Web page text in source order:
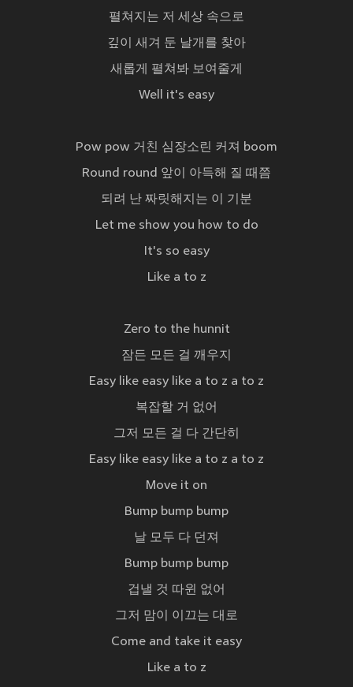
펼쳐지는 저 세상 속으로
깊이 새겨 둔 날개를 찾아
새롭게 펼쳐봐 보여줄게
Well it's easy
Pow pow 거친 심장소린 커져 boom
Round round 앞이 아득해 질 때쯤
되려 난 짜릿해지는 이 기분
Let me show you how to do
It's so easy
Like a to z
Zero to the hunnit
잠든 모든 걸 깨우지
Easy like easy like a to z a to z
복잡할 거 없어
그저 모든 걸 다 간단히
Easy like easy like a to z a to z
Move it on
Bump bump bump
날 모두 다 던져
Bump bump bump
겁낼 것 따윈 없어
그저 맘이 이끄는 대로
Come and take it easy
Like a to z